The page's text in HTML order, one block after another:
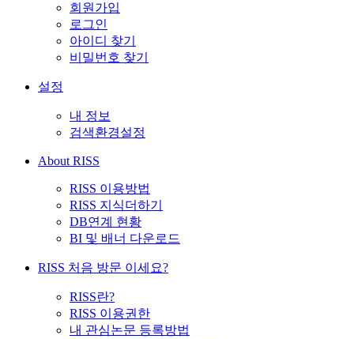
회원가입
로그인
아이디 찾기
비밀번호 찾기
설정
내 정보
검색환경설정
About RISS
RISS 이용방법
RISS 지식더하기
DB연계 현황
BI 및 배너 다운로드
RISS 처음 방문 이세요?
RISS란?
RISS 이용권한
내 관심논문 등록방법